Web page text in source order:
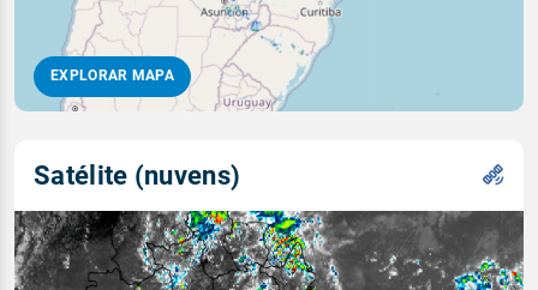
EXPLORAR MAPA
Satélite (nuvens)